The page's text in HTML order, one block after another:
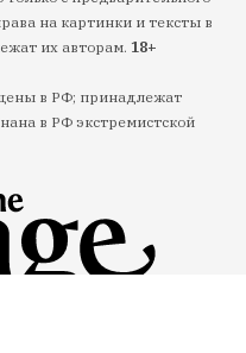
на картинки и тексты в
их авторам. 18+
в РФ; принадлежат
в РФ экстремистской